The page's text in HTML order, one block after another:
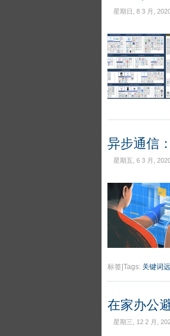
星期日, 8 3 月,
异步通信
星期五, 6 3 月,
标签|Tags: 关键词
在家办公
星期三, 12 2 月,